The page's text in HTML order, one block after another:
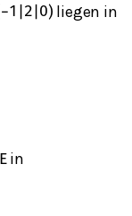
−1 2 0) liegen in
Ein